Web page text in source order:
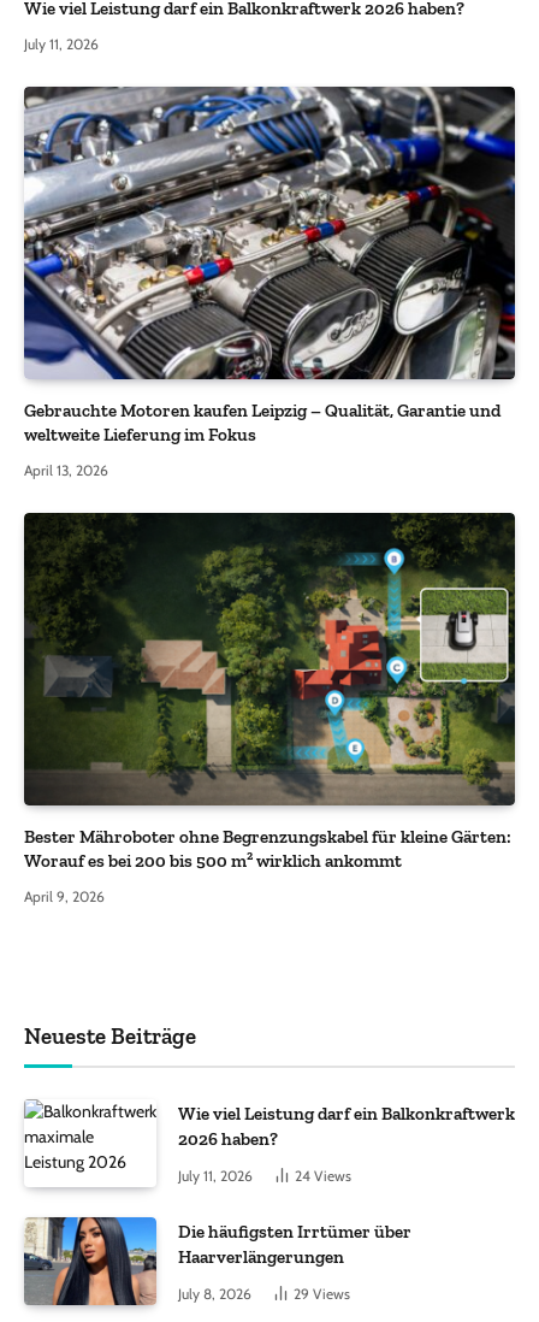
Wie viel Leistung darf ein Balkonkraftwerk 2026 haben?
July 11, 2026
Gebrauchte Motoren kaufen Leipzig – Qualität, Garantie und
weltweite Lieferung im Fokus
April 13, 2026
Bester Mähroboter ohne Begrenzungskabel für kleine Gärten:
Worauf es bei 200 bis 500 m² wirklich ankommt
April 9, 2026
Neueste Beiträge
Wie viel Leistung darf ein Balkonkraftwerk
2026 haben?
July 11, 2026 24 Views
Die häufigsten Irrtümer über
Haarverlängerungen
July 8, 2026 29 Views